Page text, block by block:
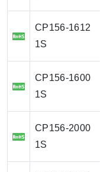
CP156-1612
1S
CP156-1600
1S
CP156-2000
1S